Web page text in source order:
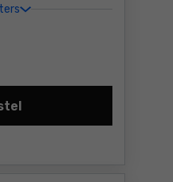
diamant